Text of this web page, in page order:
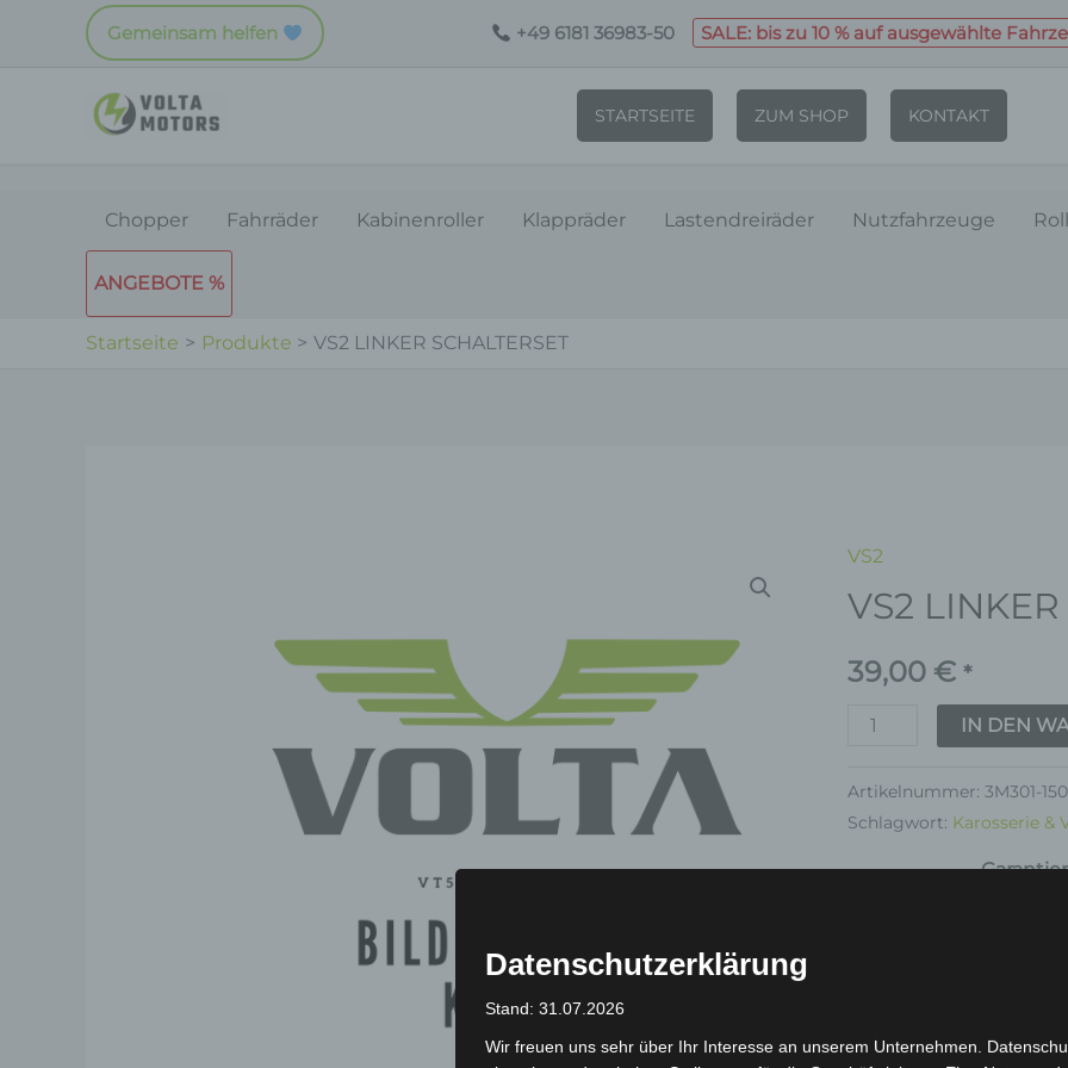
Gemeinsam helfen +49 6181 36983-50 SALE: bis zu 10 % auf ausgewählte
STARTSEITE ZUM SHOP KONTAKT
Chopper Fahrräder Kabinenroller Klappräder Lastendreiräder Nutzfahrzeuge
ANGEBOTE %
Startseite Produkte VS2 LINKER SCHALTERSET
VS2
VS2 LINKER
39,00 € *
VS2
LINKER
Menge
IN DEN
Artikelnummer:3M301-
Schlagwort: Karosserie &
inkl. 19 % MwSt.
Datenschutzerklärung
Stand: 31.07.2026
Wir freuen uns sehr über Ihr Interesse an unserem Unternehmen.